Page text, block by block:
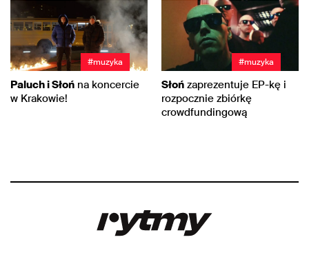
#muzyka
Paluch i Słoń na koncercie
w Krakowie!
#muzyka
Słoń zaprezentuje EP-kę i
rozpocznie zbiórkę
crowdfundingową